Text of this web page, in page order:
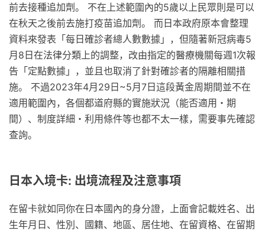
前去接種追加劑。 不在上述範圍內的5歲以上民眾則是可以
在秋天之後前去施打疫苗追加劑。 而日本政府原本會整理
資料來發表「每日確診者總人數數據」，但隨著新冠病毒5
月8日在法律分類上的調整，改由指定的醫療機關每週1次報
告「定點數據」，並且也取消了針對確診者的隔離相關措
施。 不過2023年4月29日~5月7日這段黃金周期間並不在
適用範圍內，各個都道府縣的實施狀況（能否適用・期
間）、制度詳細・利用條件等也都不太一樣，需要事先確認
查詢。
日本入境卡: 出境流程及注意事項
在留卡就如同你在日本國內的身分證，上面會記載姓名、出
生年月日、性別、國籍、地區、居住地、在留資格、在留期